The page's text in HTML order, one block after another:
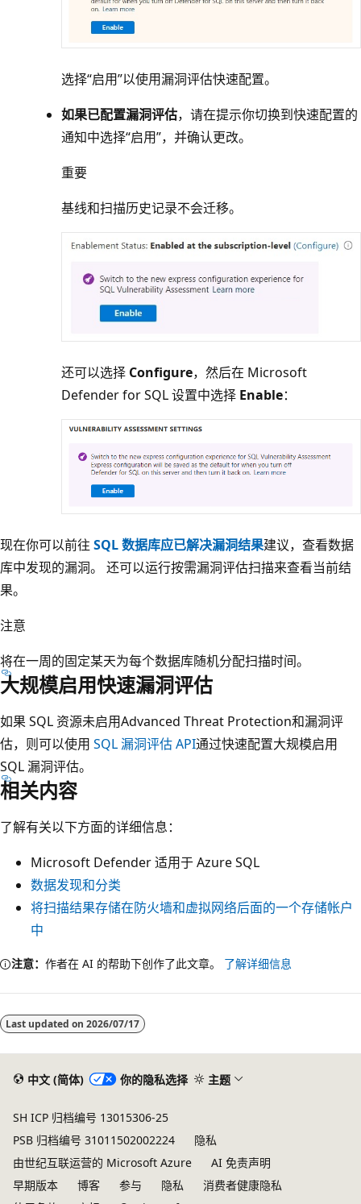
选择“启用”以使用漏洞评估快速配置。
如果已配置漏洞评估，请在提示你切换到快速配置的
通知中选择“启用”，并确认更改。
重要
基线和扫描历史记录不会迁移。
还可以选择 Configure，然后在 Microsoft
Defender for SQL 设置中选择 Enable：
现在你可以前往 SQL 数据库应已解决漏洞结果建议，查看数据
库中发现的漏洞。 还可以运行按需漏洞评估扫描来查看当前结
果。
注意
将在一周的固定某天为每个数据库随机分配扫描时间。
大规模启用快速漏洞评估
如果 SQL 资源未启用Advanced Threat Protection和漏洞评
估，则可以使用 SQL 漏洞评估 API通过快速配置大规模启用
SQL 漏洞评估。
相关内容
了解有关以下方面的详细信息：
Microsoft Defender 适用于 Azure SQL
数据发现和分类
将扫描结果存储在防火墙和虚拟网络后面的一个存储帐户
中
注意： 作者在 AI 的帮助下创作了此文章。 了解详细信息
Last updated on 2026/07/17
中文 (简体) 你的隐私选择 主题
SH ICP 归档编号 13015306-25
PSB 归档编号 31011502002224
隐私
由世纪互联运营的 Microsoft Azure
AI 免责声明
早期版本
博客 参与 隐私
消费者健康隐私